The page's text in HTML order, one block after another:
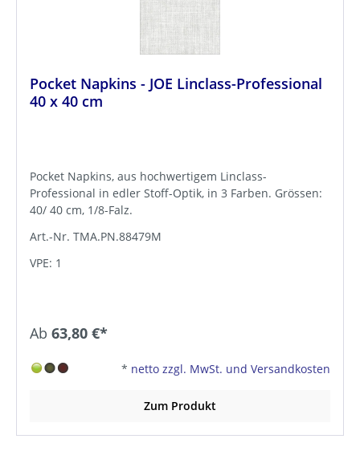
Pocket Napkins - JOE Linclass-Professional
40 x 40 cm
Pocket Napkins, aus hochwertigem Linclass-
Professional in edler Stoff-Optik, in 3 Farben. Grössen:
40/ 40 cm, 1/8-Falz.
Art.-Nr. TMA.PN.88479M
VPE: 1
Ab 63,80 €*
* netto zzgl. MwSt. und Versandkosten
Zum Produkt